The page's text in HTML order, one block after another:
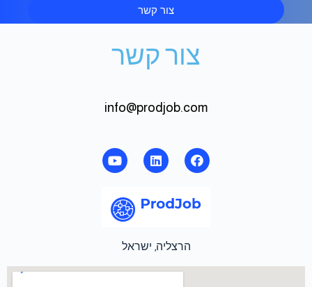
הרצליה, ישראל
צור קשר
info@prodjob.com
צור קשר